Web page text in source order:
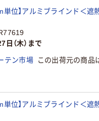
位】アルミブラインド＜
日（木）まで
テン市場 この出荷元の商品
位】アルミブラインド＜